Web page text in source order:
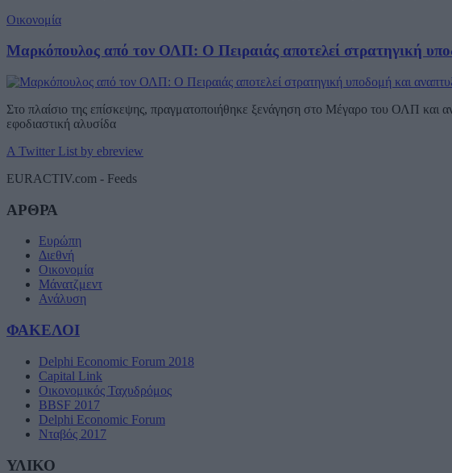
Οικονομία
Μαρκόπουλος από τον ΟΛΠ: Ο Πειραιάς αποτελεί στρατηγική
Στο πλαίσιο της επίσκεψης, πραγματοποιήθηκε ξενάγηση στο Μέγαρο του ΟΛΠ και
εφοδιαστική αλυσίδα
A Twitter List by ebreview
EURACTIV.com - Feeds
ΑΡΘΡΑ
Ευρώπη
Διεθνή
Οικονομία
Μάνατζμεντ
Ανάλυση
ΦΑΚΕΛΟΙ
Delphi Economic Forum 2018
Capital Link
Οικονομικός Ταχυδρόμος
BBSF 2017
Delphi Economic Forum
Νταβός 2017
ΥΛΙΚΟ